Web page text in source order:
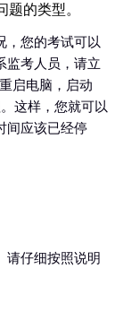
的类型。
，您的考试可以
监考人员，请立
启电脑，启动
这样，您就可以
间应该已经停
请仔细按照说明